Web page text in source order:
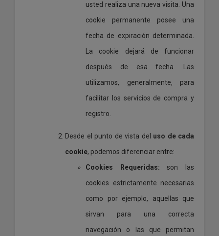
usted realiza una nueva visita. Una
cookie permanente posee una
fecha de expiración determinada.
La cookie dejará de funcionar
después de esa fecha. Las
utilizamos, generalmente, para
facilitar los servicios de compra y
registro.
Desde el punto de vista del uso de cada
cookie, podemos diferenciar entre:
Cookies Requeridas: son las
cookies estrictamente necesarias
como por ejemplo, aquellas que
sirvan para una correcta
navegación o las que permitan